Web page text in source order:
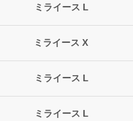
ミライース L
ミライース X
ミライース L
ミライース L